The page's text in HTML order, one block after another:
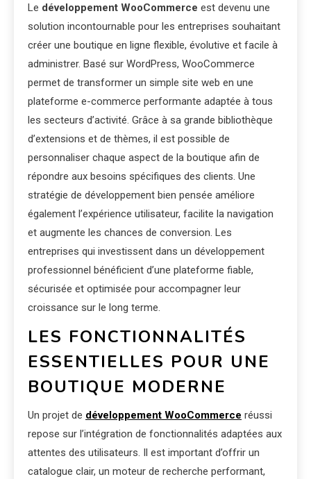
Le développement WooCommerce est devenu une
solution incontournable pour les entreprises souhaitant
créer une boutique en ligne flexible, évolutive et facile à
administrer. Basé sur WordPress, WooCommerce
permet de transformer un simple site web en une
plateforme e-commerce performante adaptée à tous
les secteurs d’activité. Grâce à sa grande bibliothèque
d’extensions et de thèmes, il est possible de
personnaliser chaque aspect de la boutique afin de
répondre aux besoins spécifiques des clients. Une
stratégie de développement bien pensée améliore
également l’expérience utilisateur, facilite la navigation
et augmente les chances de conversion. Les
entreprises qui investissent dans un développement
professionnel bénéficient d’une plateforme fiable,
sécurisée et optimisée pour accompagner leur
croissance sur le long terme.
LES FONCTIONNALITÉS
ESSENTIELLES POUR UNE
BOUTIQUE MODERNE
Un projet de développement WooCommerce réussi
repose sur l’intégration de fonctionnalités adaptées aux
attentes des utilisateurs. Il est important d’offrir un
catalogue clair, un moteur de recherche performant,